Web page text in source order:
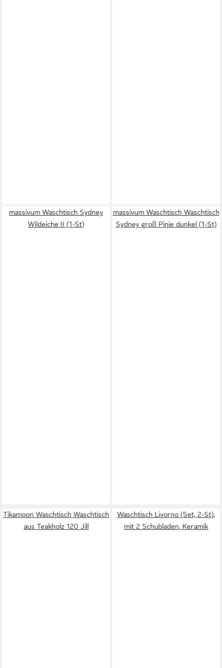
massivum Waschtisch Sydney
Wildeiche II (1-St)
massivum Waschtisch Waschtisch
Sydney groß Pinie dunkel (1-St)
Tikamoon Waschtisch Waschtisch
aus Teakholz 120 Jill
Waschtisch Livorno (Set, 2-St),
mit 2 Schubladen, Keramik